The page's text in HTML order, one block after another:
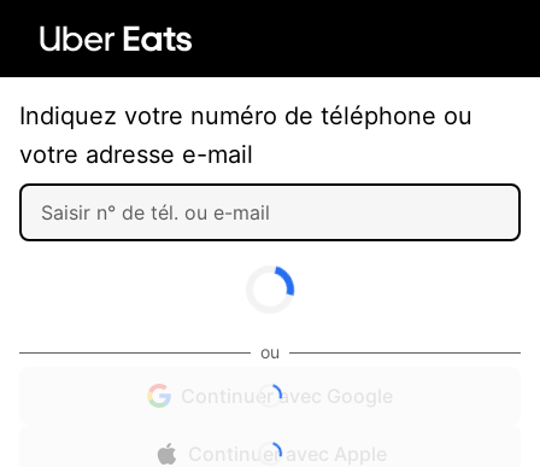
Indiquez votre numéro de téléphone ou
votre adresse e-mail
ou
Continuer avec Google
Continuer avec Apple